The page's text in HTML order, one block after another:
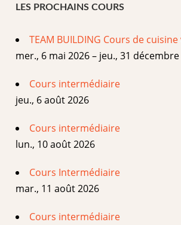
LES PROCHAINS COURS
TEAM BUILDING Cours de
mer., 6 mai 2026 – jeu., 31
Cours intermédiaire
jeu., 6 août 2026
Cours intermédiaire
lun., 10 août 2026
Cours Intermédiaire
mar., 11 août 2026
Cours intermédiaire